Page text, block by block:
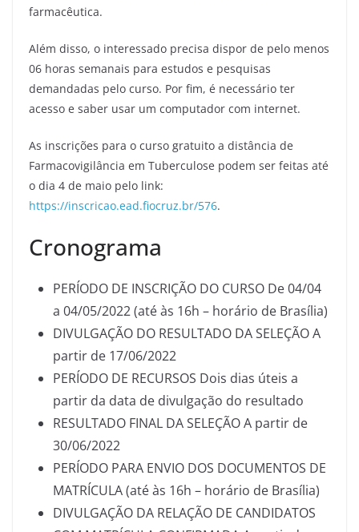
farmacêutica.
Além disso, o interessado precisa dispor de pelo menos
06 horas semanais para estudos e pesquisas
demandadas pelo curso. Por fim, é necessário ter
acesso e saber usar um computador com internet.
As inscrições para o curso gratuito a distância de
Farmacovigilância em Tuberculose podem ser feitas até
o dia 4 de maio pelo link:
https://inscricao.ead.fiocruz.br/576.
Cronograma
PERÍODO DE INSCRIÇÃO DO CURSO De 04/04
a 04/05/2022 (até às 16h – horário de Brasília)
DIVULGAÇÃO DO RESULTADO DA SELEÇÃO A
partir de 17/06/2022
PERÍODO DE RECURSOS Dois dias úteis a
partir da data de divulgação do resultado
RESULTADO FINAL DA SELEÇÃO A partir de
30/06/2022
PERÍODO PARA ENVIO DOS DOCUMENTOS DE
MATRÍCULA (até às 16h – horário de Brasília)
DIVULGAÇÃO DA RELAÇÃO DE CANDIDATOS